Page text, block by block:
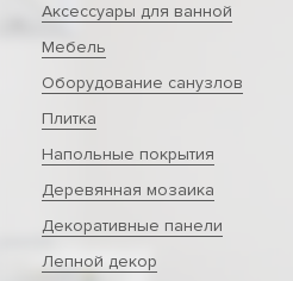
Аксессуары для ванной
Мебель
Оборудование санузлов
Плитка
Напольные покрытия
Деревянная мозаика
Декоративные панели
Лепной декор